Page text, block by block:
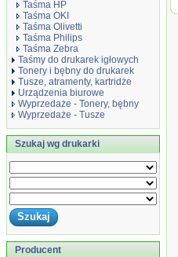
Taśma HP
Taśma OKI
Taśma Olivetti
Taśma Philips
Taśma Zebra
Taśmy do drukarek igłowych
Tonery i bębny do drukarek
Tusze, atramenty, kartridże
Urządzenia biurowe
Wyprzedaże - Tonery, bębny
Wyprzedaże - Tusze
Szukaj wg drukarki
Producent